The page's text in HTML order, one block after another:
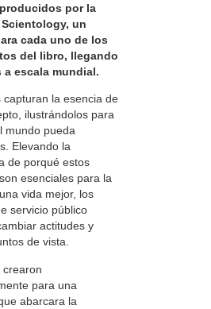
por la
un
cada uno de los
del libro, llegando
a escala mundial.
capturan la esencia de
ilustrándolos para
mundo pueda
Elevando la
de porqué estos
esenciales para la
vida mejor, los
servicio público
actitudes y
de vista.
crearon
para una
abarcara la